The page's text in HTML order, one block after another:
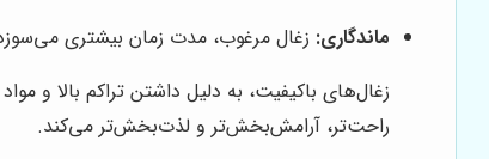
ماندگاری: زغال مرغوب، مدت زمان بیشتری
زغال‌های باکیفیت، به دلیل داشتن تراکم بالا و
راحت‌تر، آرامش‌بخش‌تر و لذت‌بخش‌تر می‌کند.